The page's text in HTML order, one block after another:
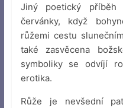
Jiný poetický
červánky, když
růžemi cestu
také zasvěcena
symboliky se odvíjí
erotika.
Růže je nevšední